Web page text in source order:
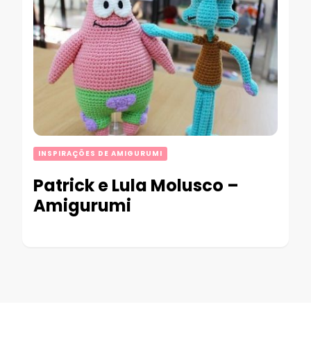
INSPIRAÇÕES DE AMIGURUMI
Patrick e Lula Molusco –
Amigurumi